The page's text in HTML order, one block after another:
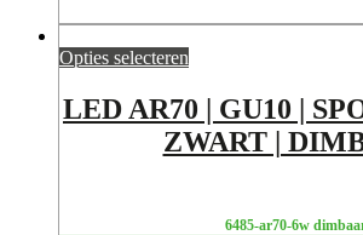
Opties selecteren
LED AR70 | GU10 |
ZWART |
6485-ar70-6w